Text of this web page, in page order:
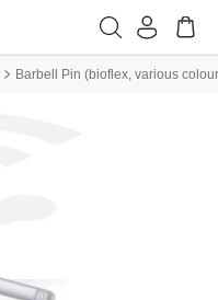
Barbell Pin (bioflex, various